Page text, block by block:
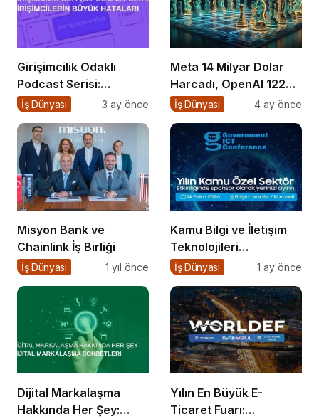
Girişimcilik Odaklı
Podcast Serisi:
Girişimcilerin Büyük
İş Dünyası 3 ay önce
Meta 14 Milyar Dolar
Harcadı, OpenAI 122
Milyar Topladı:
İş Dünyası 4 ay önce
Misyon Bank ve
Chainlink İş Birliği
İş Dünyası 1 yıl önce
Kamu Bilgi ve İletişim
Teknolojileri
Konferansı 2026 İçin
İş Dünyası 1 ay önce
Dijital Markalaşma
Hakkında Her Şey:
Yılın En Büyük E-
Ticaret Fuarı: